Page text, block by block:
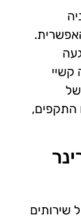
קשיי
התקפים,
שירותים